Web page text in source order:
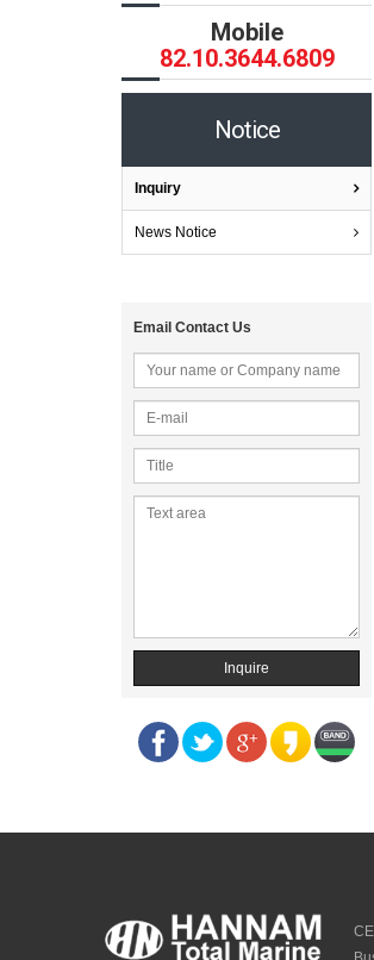
Mobile
82.10.3644.6809
Notice
Inquiry
News Notice
Email Contact Us
Inquire